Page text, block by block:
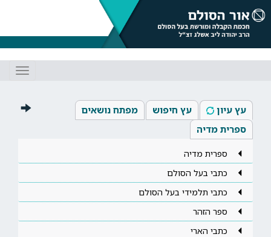
עץ עיון עץ חיפוש
מפתח נושאים
ספרית מדיה
ספרית מדיה
כתבי בעל הסולם
כתבי תלמידי בעל הסולם
ספר הזהר
כתבי הארי